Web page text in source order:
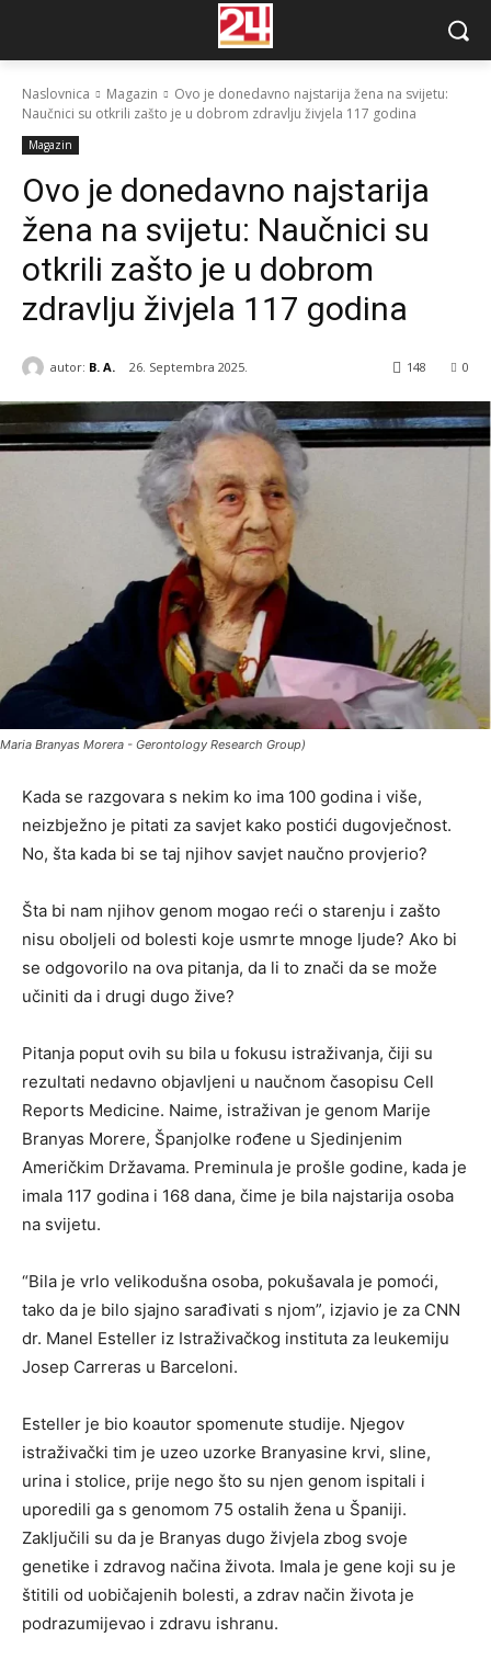
Naslovnica Magazin
Ovo je donedavno najstarija žena na svijetu:
Naučnici su otkrili zašto je u dobrom zdravlju živjela 117 godina
Magazin
Ovo je donedavno najstarija
žena na svijetu: Naučnici su
otkrili zašto je u dobrom
zdravlju živjela 117 godina
autor: B. A. 26. Septembra 2025. 0
148
Maria Branyas Morera - Gerontology Research Group)
Kada se razgovara s nekim ko ima 100 godina i više,
neizbježno je pitati za savjet kako postići dugovječnost.
No, šta kada bi se taj njihov savjet naučno provjerio?
Šta bi nam njihov genom mogao reći o starenju i zašto
nisu oboljeli od bolesti koje usmrte mnoge ljude? Ako bi
se odgovorilo na ova pitanja, da li to znači da se može
učiniti da i drugi dugo žive?
Pitanja poput ovih su bila u fokusu istraživanja, čiji su
rezultati nedavno objavljeni u naučnom časopisu Cell
Reports Medicine. Naime, istraživan je genom Marije
Branyas Morere, Španjolke rođene u Sjedinjenim
Američkim Državama. Preminula je prošle godine, kada je
imala 117 godina i 168 dana, čime je bila najstarija osoba
na svijetu.
“Bila je vrlo velikodušna osoba, pokušavala je pomoći,
tako da je bilo sjajno sarađivati s njom”, izjavio je za CNN
dr. Manel Esteller iz Istraživačkog instituta za leukemiju
Josep Carreras u Barceloni.
Esteller je bio koautor spomenute studije. Njegov
istraživački tim je uzeo uzorke Branyasine krvi, sline,
urina i stolice, prije nego što su njen genom ispitali i
uporedili ga s genomom 75 ostalih žena u Španiji.
Zaključili su da je Branyas dugo živjela zbog svoje
genetike i zdravog načina života. Imala je gene koji su je
štitili od uobičajenih bolesti, a zdrav način života je
podrazumijevao i zdravu ishranu.